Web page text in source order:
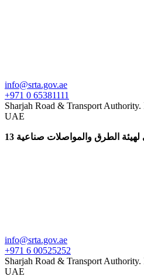
info@srta.gov.ae
+971 0 65381111
Sharjah Road & Transport
UAE
الطرق والمواصلات صناعية 13
info@srta.gov.ae
+971 6 00525252
Sharjah Road & Transport
UAE